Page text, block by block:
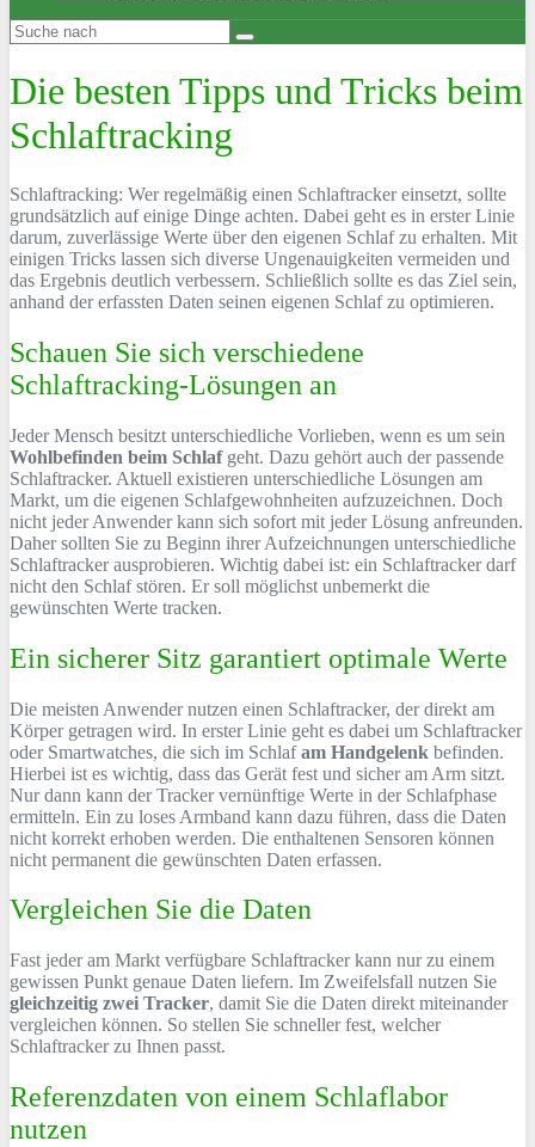
Die besten Tipps und Tricks beim
Schlaftracking
Schlaftracking: Wer regelmäßig einen Schlaftracker einsetzt, sollte
grundsätzlich auf einige Dinge achten. Dabei geht es in erster Linie
darum, zuverlässige Werte über den eigenen Schlaf zu erhalten. Mit
einigen Tricks lassen sich diverse Ungenauigkeiten vermeiden und
das Ergebnis deutlich verbessern. Schließlich sollte es das Ziel sein,
anhand der erfassten Daten seinen eigenen Schlaf zu optimieren.
Schauen Sie sich verschiedene
Schlaftracking-Lösungen an
Jeder Mensch besitzt unterschiedliche Vorlieben, wenn es um sein
Wohlbefinden beim Schlafgeht. Dazu gehört auch der passende
Schlaftracker. Aktuell existieren unterschiedliche Lösungen am
Markt, um die eigenen Schlafgewohnheiten aufzuzeichnen. Doch
nicht jeder Anwender kann sich sofort mit jeder Lösung anfreunden.
Daher sollten Sie zu Beginn ihrer Aufzeichnungen unterschiedliche
Schlaftracker ausprobieren. Wichtig dabei ist: ein Schlaftracker darf
nicht den Schlaf stören. Er soll möglichst unbemerkt die
gewünschten Werte tracken.
Ein sicherer Sitz garantiert optimale Werte
Die meisten Anwender nutzen einen Schlaftracker, der direkt am
Körper getragen wird. In erster Linie geht es dabei um Schlaftracker
oder Smartwatches, die sich im Schlafam Handgelenk befinden.
Hierbei ist es wichtig, dass das Gerät fest und sicher am Arm sitzt.
Nur dann kann der Tracker vernünftige Werte in der Schlafphase
ermitteln. Ein zu loses Armband kann dazu führen, dass die Daten
nicht korrekt erhoben werden. Die enthaltenen Sensoren können
nicht permanent die gewünschten Daten erfassen.
Vergleichen Sie die Daten
Fast jeder am Markt verfügbare Schlaftracker kann nur zu einem
gewissen Punkt genaue Daten liefern. Im Zweifelsfall nutzen Sie
gleichzeitig zwei Tracker, damit Sie die Daten direkt miteinander
vergleichen können. So stellen Sie schneller fest, welcher
Schlaftracker zu Ihnen passt.
Referenzdaten von einem Schlaflabor
nutzen